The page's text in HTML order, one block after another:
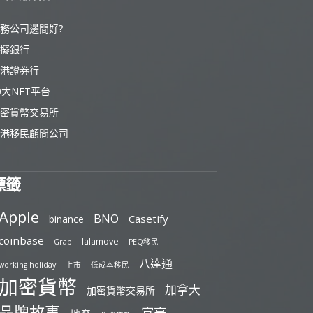
公司邊間好?
銀行
證券行
NFT平台
貨幣交易所
移民顧問公司
籤
binance BNO
Casetify
Grab lalamove PEQ移民
holiday 上市 低成本移民 八達通
密貨幣 加密貨幣交易所 加拿大